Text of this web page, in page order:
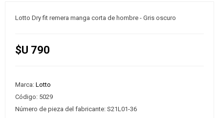
Lotto Dry fit remera manga corta de hombre - Gris oscuro
$U 790
Marca: Lotto
Código: 5029
Número de pieza del fabricante: S21L01-36